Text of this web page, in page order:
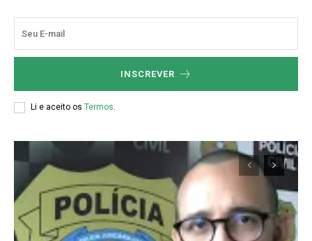
INSCREVER
Li e aceito os Termos.